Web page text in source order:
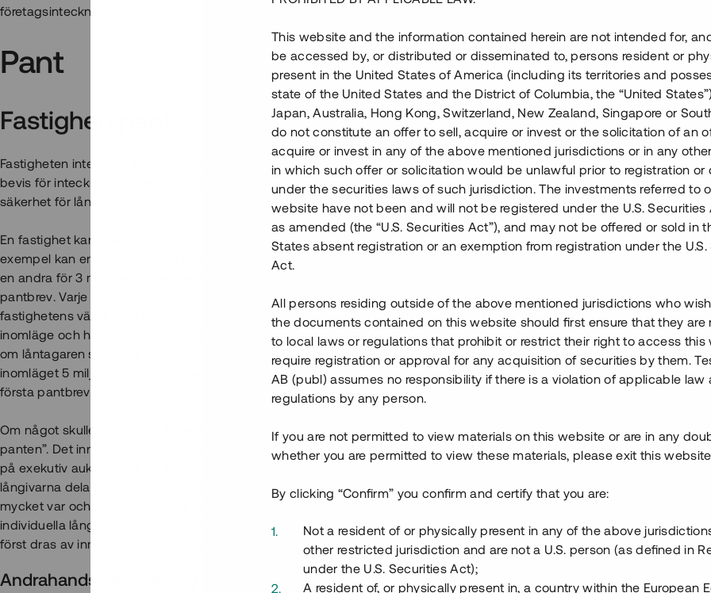
företagsinteckning.
Pant
Fastighetspant
Fastigheten intecknas hos Lantmäteriet, så att fastighetsägaren får ut ett pantbrev som
bevis för inteckningen. Det är sedan detta pantbrev som överlämnas till långivaren som
säkerhet för lånet.
En fastighet kan intecknas i flera omgångar så att det finns flera inteckningar. Till
exempel kan en fastighet som är värd 10 miljoner kr ha en första inteckning för 5 miljoner,
en andra för 3 miljoner och en tredje för 2 miljoner. För varje inteckning finns separata
pantbrev. Varje pantbrev har även ett så kallat “inomläge”, det vill säga vilkendel
av
fastighetens värde som det avser. Den inteckning som gjordes först i tiden får ett lägre
inomläge och har bättre ställning än senare inteckningar vid pantrealisation (till exempel
om låntagaren skulle gå i konkurs). I exemplet ovan, skulle det andra pantbrevet ha
inomläget 5 miljoner kr - 8 miljoner kr, vilket innebär att det har lägre prioritet än det
första pantbrevet.
Om något skulle gå fel och låntagaren inte betalar tillbaka lånet, kan långivaren “realisera
panten”. Det innebär att fastigheten utmäts av Kronofogdemyndigheten som säljer den
på exekutiv auktion. Ifall ett lån via Tessin inte kan betalas tillbaka helt till långivarna, får
långivarna dela på det belopp som man som långivarkollektiv får genom utmätning. Hur
mycket var och en får baseras procentuellt på hur stor andel av det totala lånet som den
individuella långivaren stod för. Från det beloppet ska däremot låneagentens kostnader
först dras av innan pengarna fördelas på långivarna.
Andrahandspantsättning och efterställda lån
This website and the information contained herein are not intended for,
be accessed by, or distributed or disseminated to, persons resident or
present in the United States of America (including its territories and
state of the United States and the District of Columbia, the “United
Japan, Australia, Hong Kong, Switzerland, New Zealand, Singapore or
do not constitute an offer to sell, acquire or invest or the solicitation of an
acquire or invest in any of the above mentioned jurisdictions or in any
in which such offer or solicitation would be unlawful prior to registration or
under the securities laws of such jurisdiction. The investments referred to
website have not been and will not be registered under the U.S. Securities
as amended (the “U.S. Securities Act”), and may not be offered or sold in
States absent registration or an exemption from registration under the U.S.
Act.
All persons residing outside of the above mentioned jurisdictions who
the documents contained on this website should first ensure that they are
to local laws or regulations that prohibit or restrict their right to access this
require registration or approval for any acquisition of securities by them.
AB (publ) assumes no responsibility if there is a violation of applicable law
regulations by any person.
If you are not permitted to view materials on this website or are in any
whether you are permitted to view these materials, please exit this
By clicking “Confirm” you confirm and certify that you are:
Not a resident of or physically present in any of the above
other restricted jurisdiction and are not a U.S. person (as defined in
under the U.S. Securities Act);
A resident of, or physically present in, a country within the European